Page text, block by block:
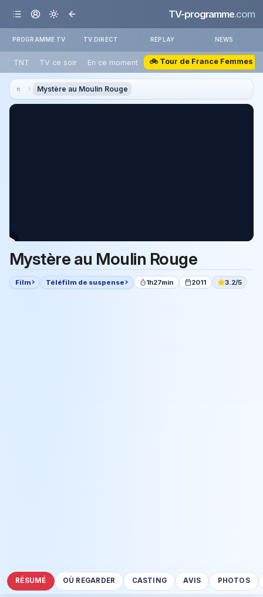
TV-programme.com
PROGRAMME TV TV DIRECT REPLAY NEWS
TNT TV ce soir En ce moment 🚲 Tour de France Femmes
Mystère au Moulin Rouge
Mystère au Moulin Rouge
Film Téléfilm de suspense 1h27min 2011 3.2/5
RÉSUMÉ OÙ REGARDER CASTING AVIS PHOTOS